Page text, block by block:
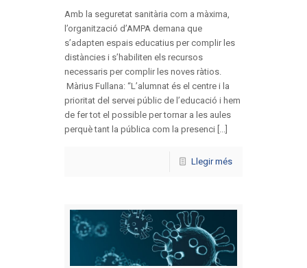
Amb la seguretat sanitària com a màxima,
l’organització d’AMPA demana que
s’adapten espais educatius per complir les
distàncies i s’habiliten els recursos
necessaris per complir les noves ràtios.
Màrius Fullana: “L’alumnat és el centre i la
prioritat del servei públic de l’educació i hem
de fer tot el possible per tornar a les aules
perquè tant la pública com la presenci [...]
Llegir més